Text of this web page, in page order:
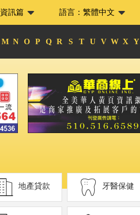
資訊篇 語言：繁體中文
M N O P Q R S T U V W X Y
地產貸款 牙醫保健